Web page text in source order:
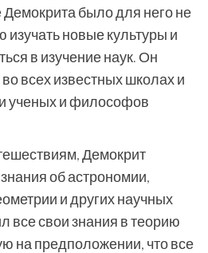
было для него не
изучать новые культуры и
в изучение наук. Он
всех известных школах и
ученых и философов
Демокрит
об астрономии,
и других научных
все свои знания в теорию
на предположении, что все